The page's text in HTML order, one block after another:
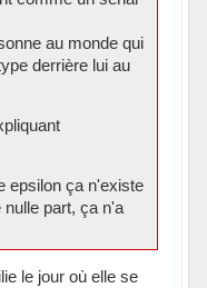
au monde qui
derrière lui au
epsilon ça n'existe
part, ça n'a
le jour où elle se